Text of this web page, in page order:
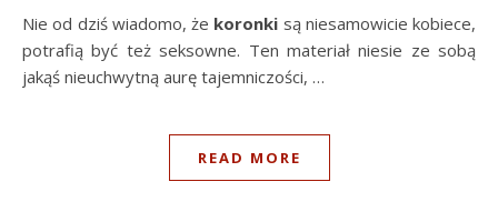
Nie od dziś wiadomo, że koronki są niesamowicie kobiece,
potrafią być też seksowne. Ten materiał niesie ze sobą
jakąś nieuchwytną aurę tajemniczości, …
READ MORE